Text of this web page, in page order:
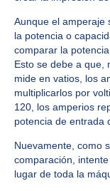
Aunque el amperaje
la potencia o
comparar la
Esto se debe a que,
mide en vatios, los
multiplicarlos por
120, los amperios
potencia de entrada
Nuevamente, como
comparación,
lugar de toda la